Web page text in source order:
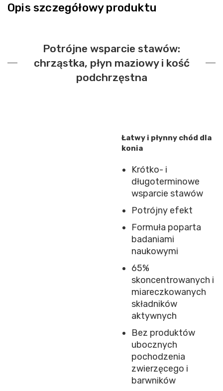
Opis szczegółowy produktu
Potrójne wsparcie stawów:
chrząstka, płyn maziowy i kość
podchrzęstna
Łatwy i płynny chód dla
konia
Krótko- i
długoterminowe
wsparcie stawów
Potrójny efekt
Formuła poparta
badaniami
naukowymi
65%
skoncentrowanych i
miareczkowanych
składników
aktywnych
Bez produktów
ubocznych
pochodzenia
zwierzęcego i
barwników